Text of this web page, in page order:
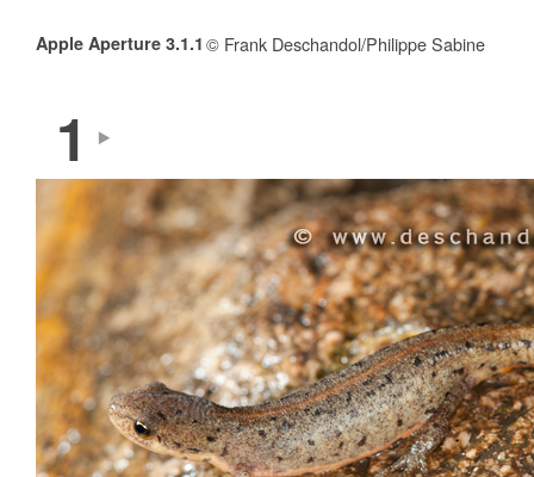
Apple Aperture 3.1.1 © Frank Deschandol/Philippe Sabine
1